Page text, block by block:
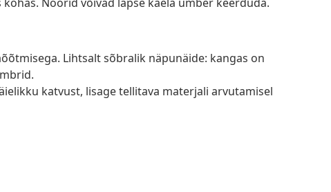
Lihtsalt sõbralik näpunäide: kangas on
katvust, lisage tellitava materjali arvutamisel